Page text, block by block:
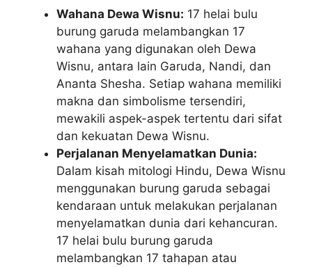
Wahana Dewa Wisnu: 17 helai bulu
burung garuda melambangkan 17
wahana yang digunakan oleh Dewa
Wisnu, antara lain Garuda, Nandi, dan
Ananta Shesha. Setiap wahana memiliki
makna dan simbolisme tersendiri,
mewakili aspek-aspek tertentu dari sifat
dan kekuatan Dewa Wisnu.
Perjalanan Menyelamatkan Dunia:
Dalam kisah mitologi Hindu, Dewa Wisnu
menggunakan burung garuda sebagai
kendaraan untuk melakukan perjalanan
menyelamatkan dunia dari kehancuran.
17 helai bulu burung garuda
melambangkan 17 tahapan atau